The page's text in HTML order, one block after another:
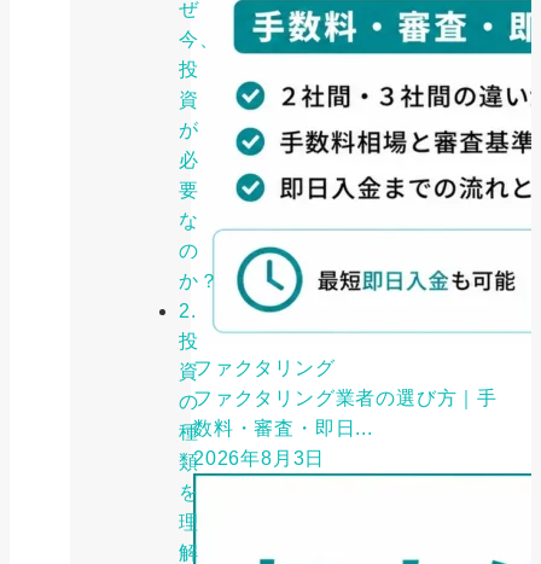
ぜ
今、
投
資
が
必
要
な
の
か？
2.
投
資
の
種
類
を
理
解
ファクタリング
ファクタリング業者の選び方｜手
数料・審査・即日...
2026年8月3日